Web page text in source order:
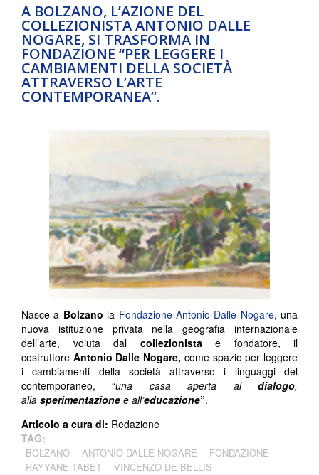
A BOLZANO, L’AZIONE DEL
COLLEZIONISTA ANTONIO DALLE
NOGARE, SI TRASFORMA IN
FONDAZIONE “PER LEGGERE I
CAMBIAMENTI DELLA SOCIETÀ
ATTRAVERSO L’ARTE
CONTEMPORANEA”.
Nasce a Bolzano la Fondazione Antonio Dalle Nogare, una
nuova istituzione privata nella geografia internazionale
dell’arte, voluta dal collezionistae fondatore, il
costruttore Antonio Dalle Nogare, come spazio per leggere
i cambiamenti della società attraverso i linguaggi del
contemporaneo, “una casa aperta aldialogo,
alla sperimentazione e all’educazione”.
Articolo a cura di: Redazione
TAG:
BOLZANO ANTONIO DALLE NOGARE
FONDAZIONE
RAYYANE TABET
VINCENZO DE BELLIS